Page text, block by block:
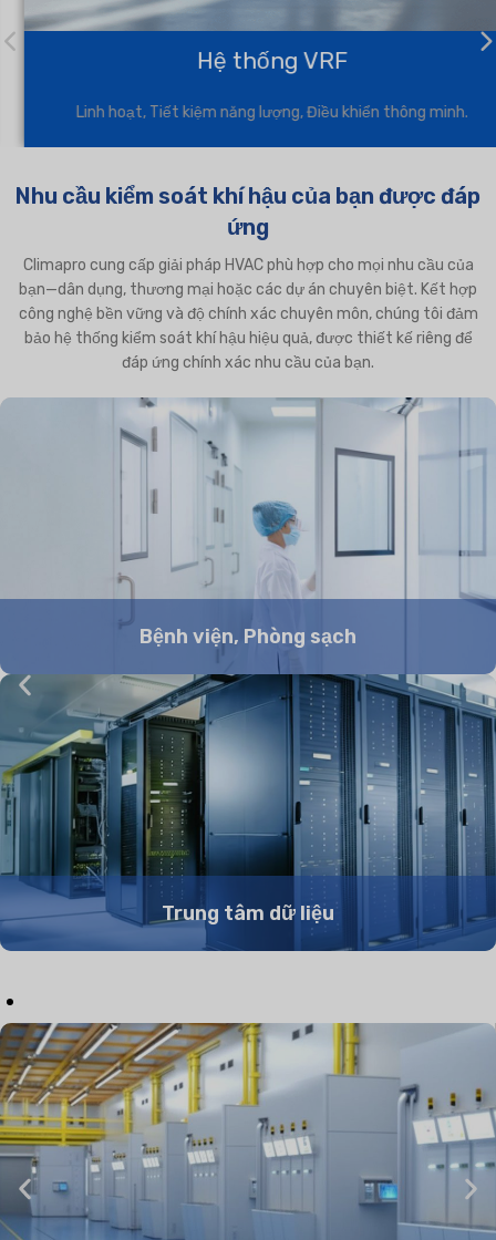
Hệ thống VRF
Linh hoạt, Tiết kiệm năng lượng, Điều khiển thông minh.
Nhu cầu kiểm soát khí hậu của bạn được đáp
ứng
Climapro cung cấp giải pháp HVAC phù hợp cho mọi nhu cầu của
bạn—dân dụng, thương mại hoặc các dự án chuyên biệt. Kết hợp
công nghệ bền vững và độ chính xác chuyên môn, chúng tôi đảm
bảo hệ thống kiểm soát khí hậu hiệu quả, được thiết kế riêng để
đáp ứng chính xác nhu cầu của bạn.
Bệnh viện, Phòng sạch
Trung tâm dữ liệu